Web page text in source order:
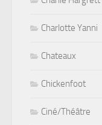
Charlotte Yanni
Chateaux
Chickenfoot
Ciné/Théâtre